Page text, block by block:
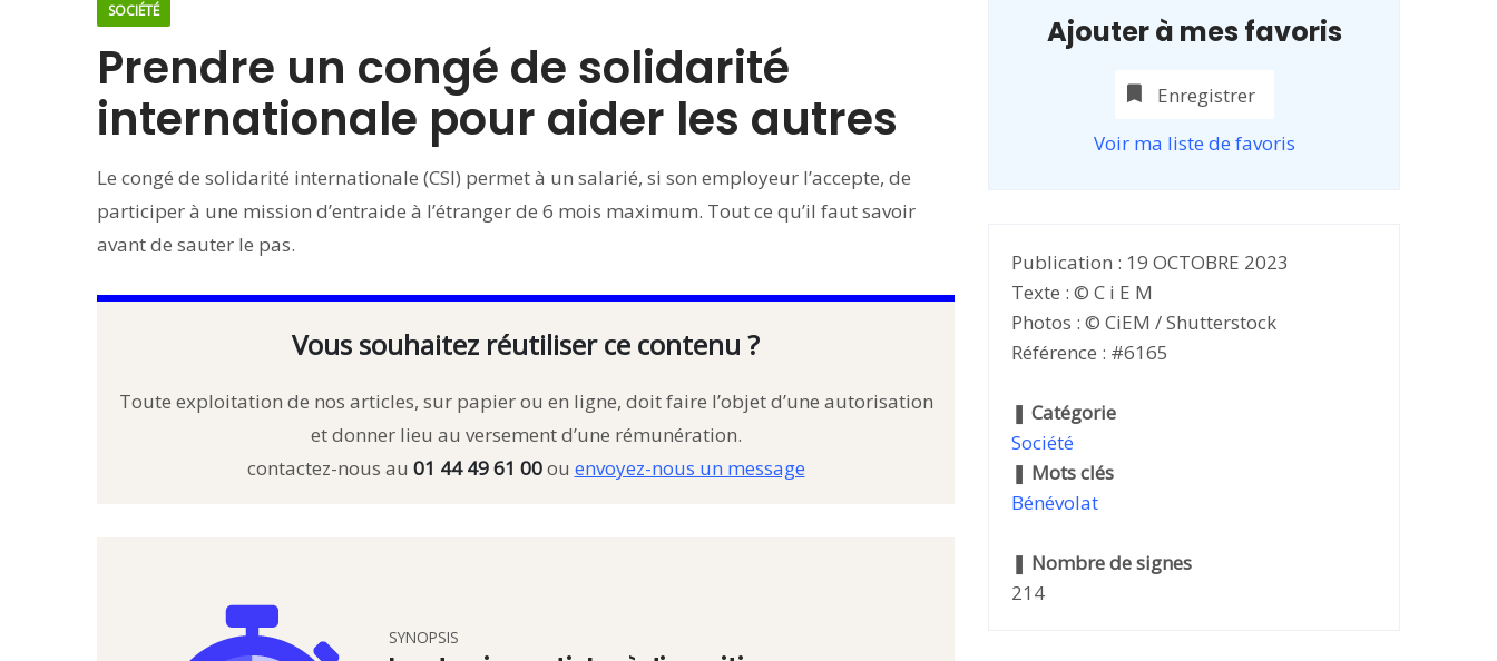
Ajouter à mes favoris
Enregistrer
Voir ma liste de favoris
Publication : 19 OCTOBRE 2023
Texte : © C i E M
Photos : © CiEM / Shutterstock
Référence : #6165
❚ Catégorie
Société
❚ Mots clés
Bénévolat
❚ Nombre de signes
214
SOCIÉTÉ
Prendre un congé de solidarité
internationale pour aider les autres
Le congé de solidarité internationale (CSI) permet à un salarié, si son employeur l’accepte, de
participer à une mission d’entraide à l’étranger de 6 mois maximum. Tout ce qu’il faut savoir
avant de sauter le pas.
Vous souhaitez réutiliser ce contenu ?
Toute exploitation de nos articles, sur papier ou en ligne, doit faire l’objet d’une autorisation
et donner lieu au versement d’une rémunération.
contactez-nous au 01 44 49 61 00ou envoyez-nous un message
SYNOPSIS